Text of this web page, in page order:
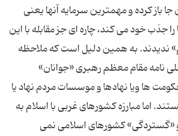
باز کرده و مهمترین سرمایه آنها یعنی
جذب خود می کند، چاره ای جز مقابله با این
ندیدند. به همین دلیل است که ملاحظه
نامه مقام معظم رهبری «جوانان»
ها ویا نهادها و موسسات مردم نهاد یا
اما مبارزه کشورهای غربی با اسلام به
«گستردگی» کشورهای اسلامی نمی